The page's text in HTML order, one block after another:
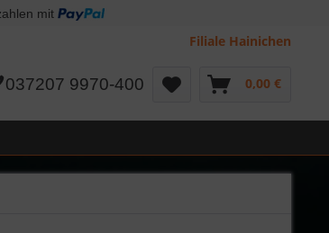
mit
Filiale Hainichen
037207 9970-400 0,00 €